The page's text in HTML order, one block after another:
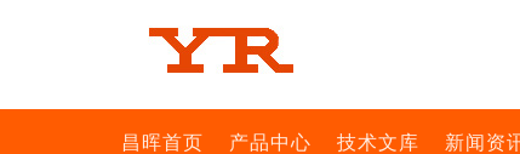
昌晖首页 产品中心 技术文库 新闻资